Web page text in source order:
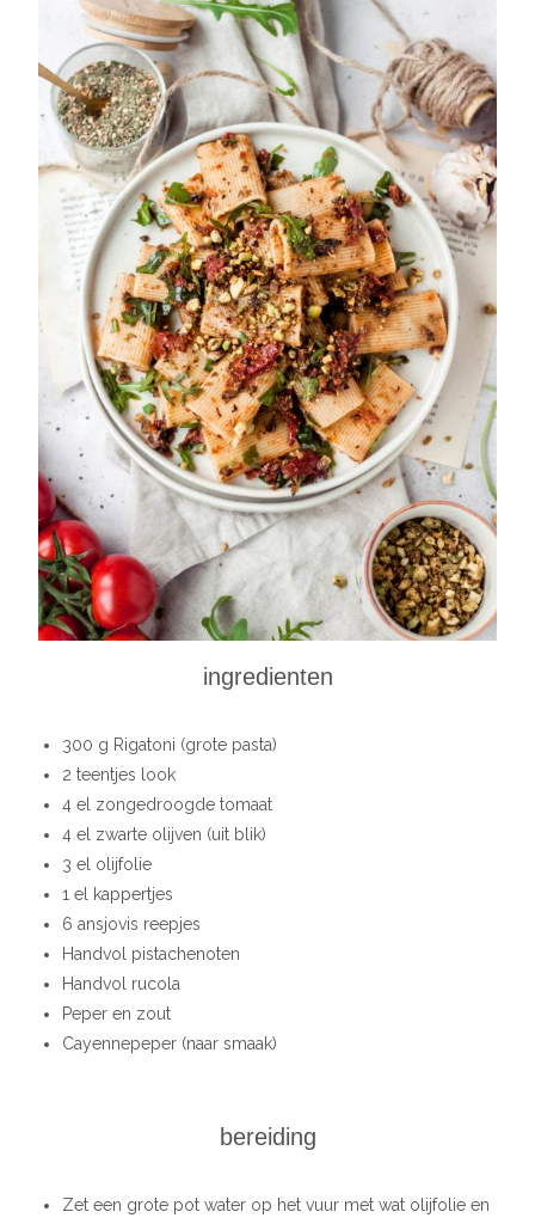
ingredienten
300 g Rigatoni (grote pasta)
2 teentjes look
4 el zongedroogde tomaat
4 el zwarte olijven (uit blik)
3 el olijfolie
1 el kappertjes
6 ansjovis reepjes
Handvol pistachenoten
Handvol rucola
Peper en zout
Cayennepeper (naar smaak)
bereiding
Zet een grote pot water op het vuur met wat olijfolie en